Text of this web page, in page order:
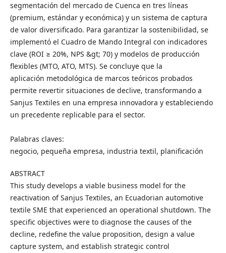
segmentación del mercado de Cuenca en tres líneas
(premium, estándar y económica) y un sistema de captura
de valor diversificado. Para garantizar la sostenibilidad, se
implementó el Cuadro de Mando Integral con indicadores
clave (ROI ≥ 20%, NPS &gt; 70) y modelos de producción
flexibles (MTO, ATO, MTS). Se concluye que la
aplicación metodológica de marcos teóricos probados
permite revertir situaciones de declive, transformando a
Sanjus Textiles en una empresa innovadora y estableciendo
un precedente replicable para el sector.
Palabras claves:
negocio, pequeña empresa, industria textil, planificación
ABSTRACT
This study develops a viable business model for the
reactivation of Sanjus Textiles, an Ecuadorian automotive
textile SME that experienced an operational shutdown. The
specific objectives were to diagnose the causes of the
decline, redefine the value proposition, design a value
capture system, and establish strategic control